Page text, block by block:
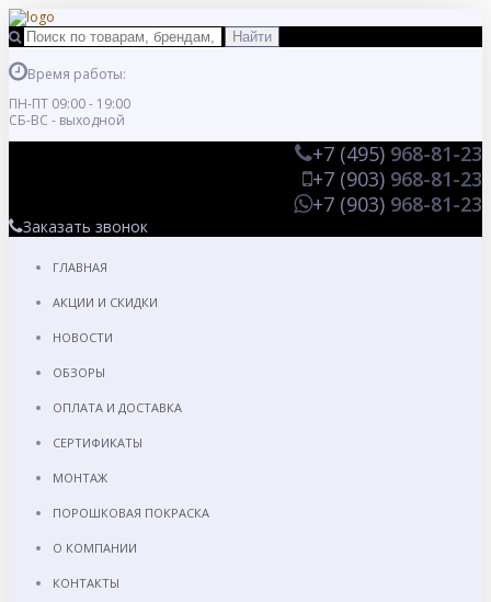
Время работы:
ПН-ПТ 09:00 - 19:00
СБ-ВС - выходной
+7 (495) 968-81-23
+7 (903) 968-81-23
+7 (903) 968-81-23
Заказать звонок
ГЛАВНАЯ
АКЦИИ И СКИДКИ
НОВОСТИ
ОБЗОРЫ
ОПЛАТА И ДОСТАВКА
СЕРТИФИКАТЫ
МОНТАЖ
ПОРОШКОВАЯ ПОКРАСКА
О КОМПАНИИ
КОНТАКТЫ